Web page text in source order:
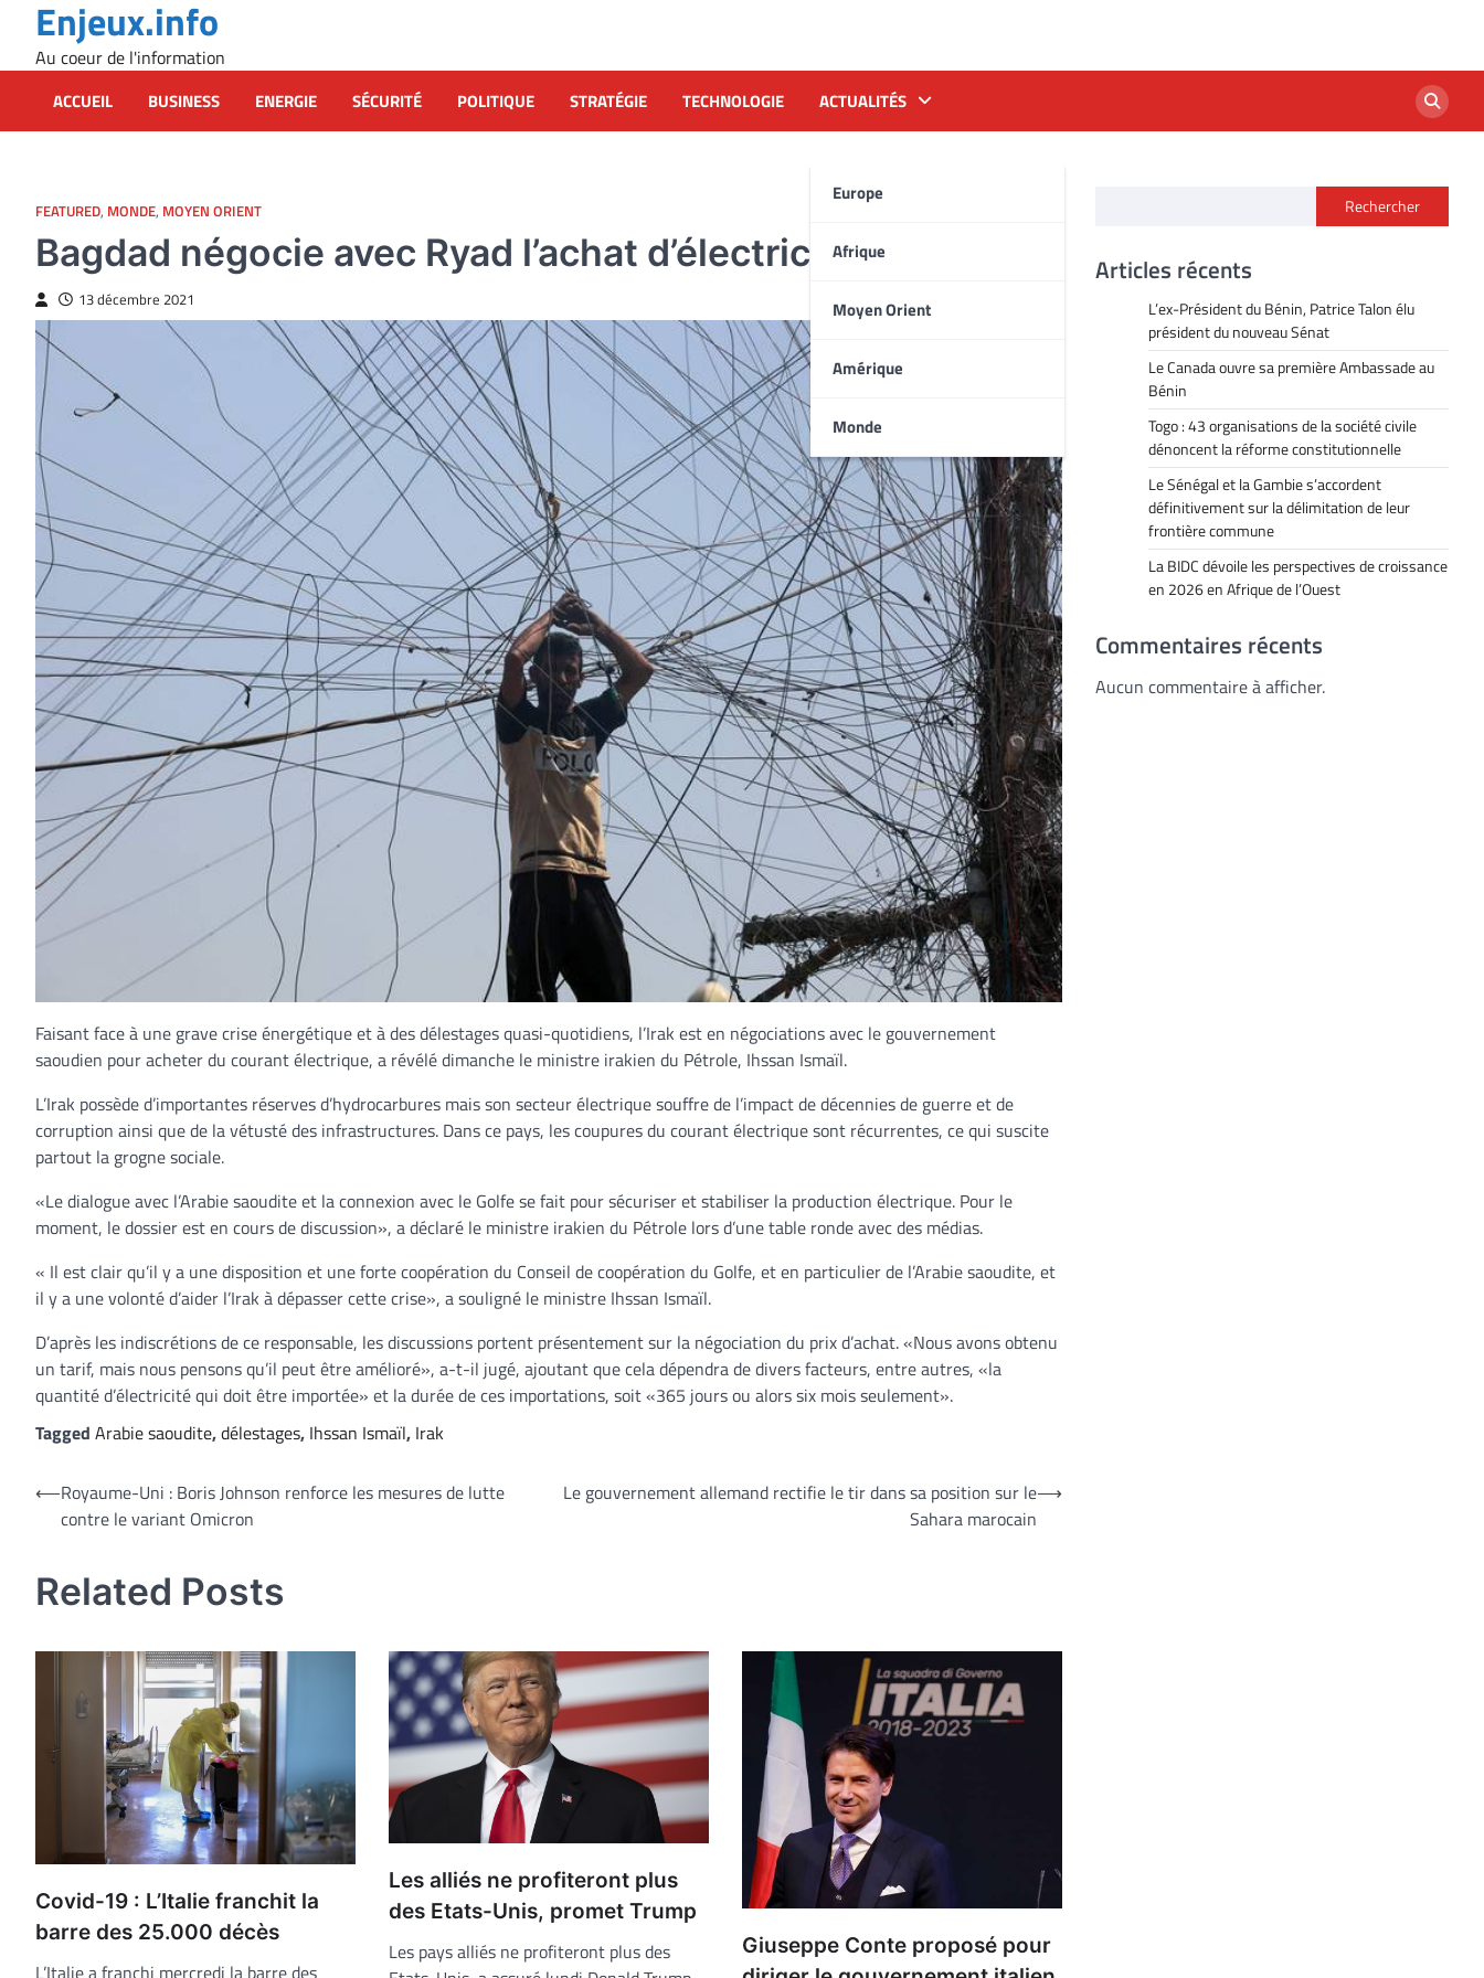
content
Enjeux.info
Au coeur de l'information
ACCUEIL BUSINESS ENERGIE SÉCURITÉ POLITIQUE STRATÉGIE TECHNOLOGIE ACTUALITÉS
Europe
Afrique
Moyen Orient
Amérique
Monde
FEATURED, MONDE, MOYEN ORIENT
Bagdad négocie avec Ryad l’achat d’électricité
13 décembre 2021
Faisant face à une grave crise énergétique et à des délestages quasi-quotidiens, l’Irak est en négociations avec le gouvernement
saoudien pour acheter du courant électrique, a révélé dimanche le ministre irakien du Pétrole, Ihssan Ismaïl.
L’Irak possède d’importantes réserves d’hydrocarbures mais son secteur électrique souffre de l’impact de décennies de guerre et de
corruption ainsi que de la vétusté des infrastructures. Dans ce pays, les coupures du courant électrique sont récurrentes, ce qui suscite
partout la grogne sociale.
«Le dialogue avec l’Arabie saoudite et la connexion avec le Golfe se fait pour sécuriser et stabiliser la production électrique. Pour le
moment, le dossier est en cours de discussion», a déclaré le ministre irakien du Pétrole lors d’une table ronde avec des médias.
« Il est clair qu’il y a une disposition et une forte coopération du Conseil de coopération du Golfe, et en particulier de l’Arabie saoudite, et
il y a une volonté d’aider l’Irak à dépasser cette crise», a souligné le ministre Ihssan Ismaïl.
D’après les indiscrétions de ce responsable, les discussions portent présentement sur la négociation du prix d’achat. «Nous avons obtenu
un tarif, mais nous pensons qu’il peut être amélioré», a-t-il jugé, ajoutant que cela dépendra de divers facteurs, entre autres, «la
quantité d’électricité qui doit être importée» et la durée de ces importations, soit «365 jours ou alors six mois seulement».
Tagged Arabie saoudite,délestages, Ihssan Ismaïl, Irak
Navigation
⟵Royaume-Uni : Boris Johnson renforce les mesures de lutte
contre le variant Omicron
Le gouvernement allemand rectifie le tir dans sa position sur le
Sahara marocain
⟶
Related Posts
Covid-19 : L’Italie franchit la
barre des 25.000 décès
Les alliés ne profiteront plus
des Etats-Unis, promet Trump
Les pays alliés ne profiteront plus des
Giuseppe Conte proposé pour
Rechercher
Articles récents
L’ex-Président du Bénin, Patrice Talon élu
président du nouveau Sénat
Le Canada ouvre sa première Ambassade au
Bénin
Togo : 43 organisations de la société civile
dénoncent la réforme constitutionnelle
Le Sénégal et la Gambie s’accordent
définitivement sur la délimitation de leur
frontière commune
La BIDC dévoile les perspectives de croissance
en 2026 en Afrique de l’Ouest
Commentaires récents
Aucun commentaire à afficher.